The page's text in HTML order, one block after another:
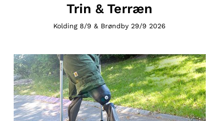
Trin & Terræn
Kolding 8/9 & Brøndby 29/9 2026